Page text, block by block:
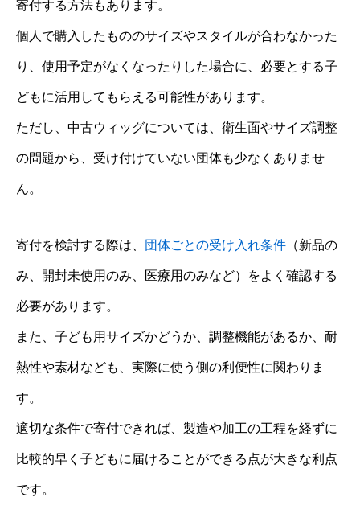
寄付する方法もあります。
個人で購入したもののサイズやスタイルが合わなかった
り、使用予定がなくなったりした場合に、必要とする子
どもに活用してもらえる可能性があります。
ただし、中古ウィッグについては、衛生面やサイズ調整
の問題から、受け付けていない団体も少なくありませ
ん。
寄付を検討する際は、 団体ごとの受け入れ条件 （新品の
み、開封未使用のみ、医療用のみなど）をよく確認する
必要があります。
また、子ども用サイズかどうか、調整機能があるか、耐
熱性や素材なども、実際に使う側の利便性に関わりま
す。
適切な条件で寄付できれば、製造や加工の工程を経ずに
比較的早く子どもに届けることができる点が大きな利点
です。